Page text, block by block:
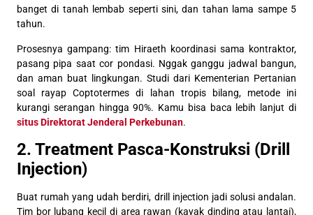
banget di tanah lembab seperti sini, dan tahan lama sampe 5
tahun.
Prosesnya gampang: tim Hiraeth koordinasi sama kontraktor,
pasang pipa saat cor pondasi. Nggak ganggu jadwal bangun,
dan aman buat lingkungan. Studi dari Kementerian Pertanian
soal rayap Coptotermes di lahan tropis bilang, metode ini
kurangi serangan hingga 90%. Kamu bisa baca lebih lanjut di
situs Direktorat Jenderal Perkebunan.
2. Treatment Pasca-Konstruksi (Drill
Injection)
Buat rumah yang udah berdiri, drill injection jadi solusi andalan.
Tim bor lubang kecil di area rawan (kayak dinding atau lantai),